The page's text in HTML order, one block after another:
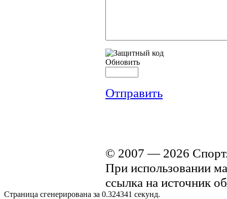
Обновить
Отправить
© 2007 — 2026
При использовании
ссылка на источник
Страница сгенерирована за 0.324341 секунд.